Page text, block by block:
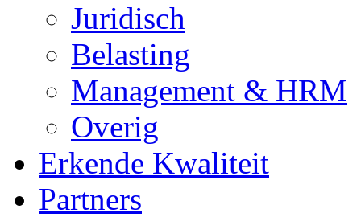
Juridisch
Belasting
Management & HRM
Overig
Erkende Kwaliteit
Partners